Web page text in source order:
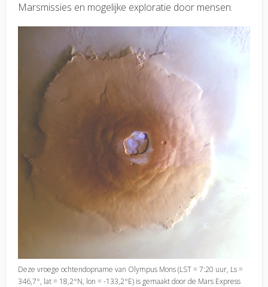
Marsmissies en mogelijke exploratie door mensen.
Deze vroege ochtendopname van Olympus Mons (LST = 7:20 uur, Ls =
346,7°, lat = 18,2°N, lon = -133,2°E) is gemaakt door de Mars Express